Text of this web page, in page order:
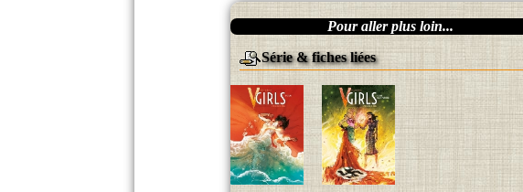
Pour aller plus loin...
Série & fiches liées